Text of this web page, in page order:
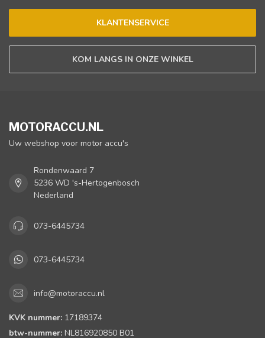
KLANTENSERVICE
KOM LANGS IN ONZE WINKEL
MOTORACCU.NL
Uw webshop voor motor accu's
Rondenwaard 7
5236 WD 's-Hertogenbosch
Nederland
073-6445734
073-6445734
info@motoraccu.nl
KVK nummer: 17189374
btw-nummer: NL816920850 B01